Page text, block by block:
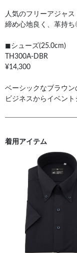
人気のフリーアジャス
締め心地良く、革持
◼︎シューズ(25.0cm)
TH300A-DBR
¥14,300
ベーシックなブラウ
ビジネスからイベン
着用アイテム